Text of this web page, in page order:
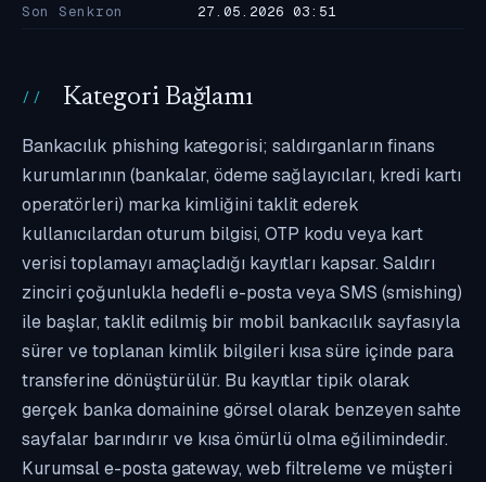
Son Senkron 27.05.2026 03:51
Kategori Bağlamı
Bankacılık phishing kategorisi; saldırganların finans
kurumlarının (bankalar, ödeme sağlayıcıları, kredi kartı
operatörleri) marka kimliğini taklit ederek
kullanıcılardan oturum bilgisi, OTP kodu veya kart
verisi toplamayı amaçladığı kayıtları kapsar. Saldırı
zinciri çoğunlukla hedefli e-posta veya SMS (smishing)
ile başlar, taklit edilmiş bir mobil bankacılık sayfasıyla
sürer ve toplanan kimlik bilgileri kısa süre içinde para
transferine dönüştürülür. Bu kayıtlar tipik olarak
gerçek banka domainine görsel olarak benzeyen sahte
sayfalar barındırır ve kısa ömürlü olma eğilimindedir.
Kurumsal e-posta gateway, web filtreleme ve müşteri